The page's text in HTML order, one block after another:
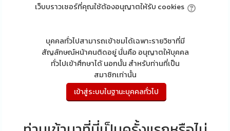
เว็บบราวเซอร์ที่คุณใช้ต้องอนุญาตให้รับ cookies
บุคคลทั่วไปสามารถเข้าชมได้เฉพาะรายวิชาที่มี
สัญลักษณ์หน้าคนติดอยู่ นั่นคือ อนุญาตให้บุคคล
ทั่วไปเข้าศึกษาได้ นอกนั้น สำหรับท่านที่เป็น
สมาชิกเท่านั้น